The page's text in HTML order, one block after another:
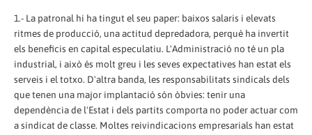
1.- La patronal hi ha tingut el seu paper: baixos salaris i elevats
ritmes de producció, una actitud depredadora, perquè ha invertit
els beneficis en capital especulatiu. L'Administració no té un pla
industrial, i això és molt greu i les seves expectatives han estat els
serveis i el totxo. D'altra banda, les responsabilitats sindicals dels
que tenen una major implantació són òbvies: tenir una
dependència de l'Estat i dels partits comporta no poder actuar com
a sindicat de classe. Moltes reivindicacions empresarials han estat